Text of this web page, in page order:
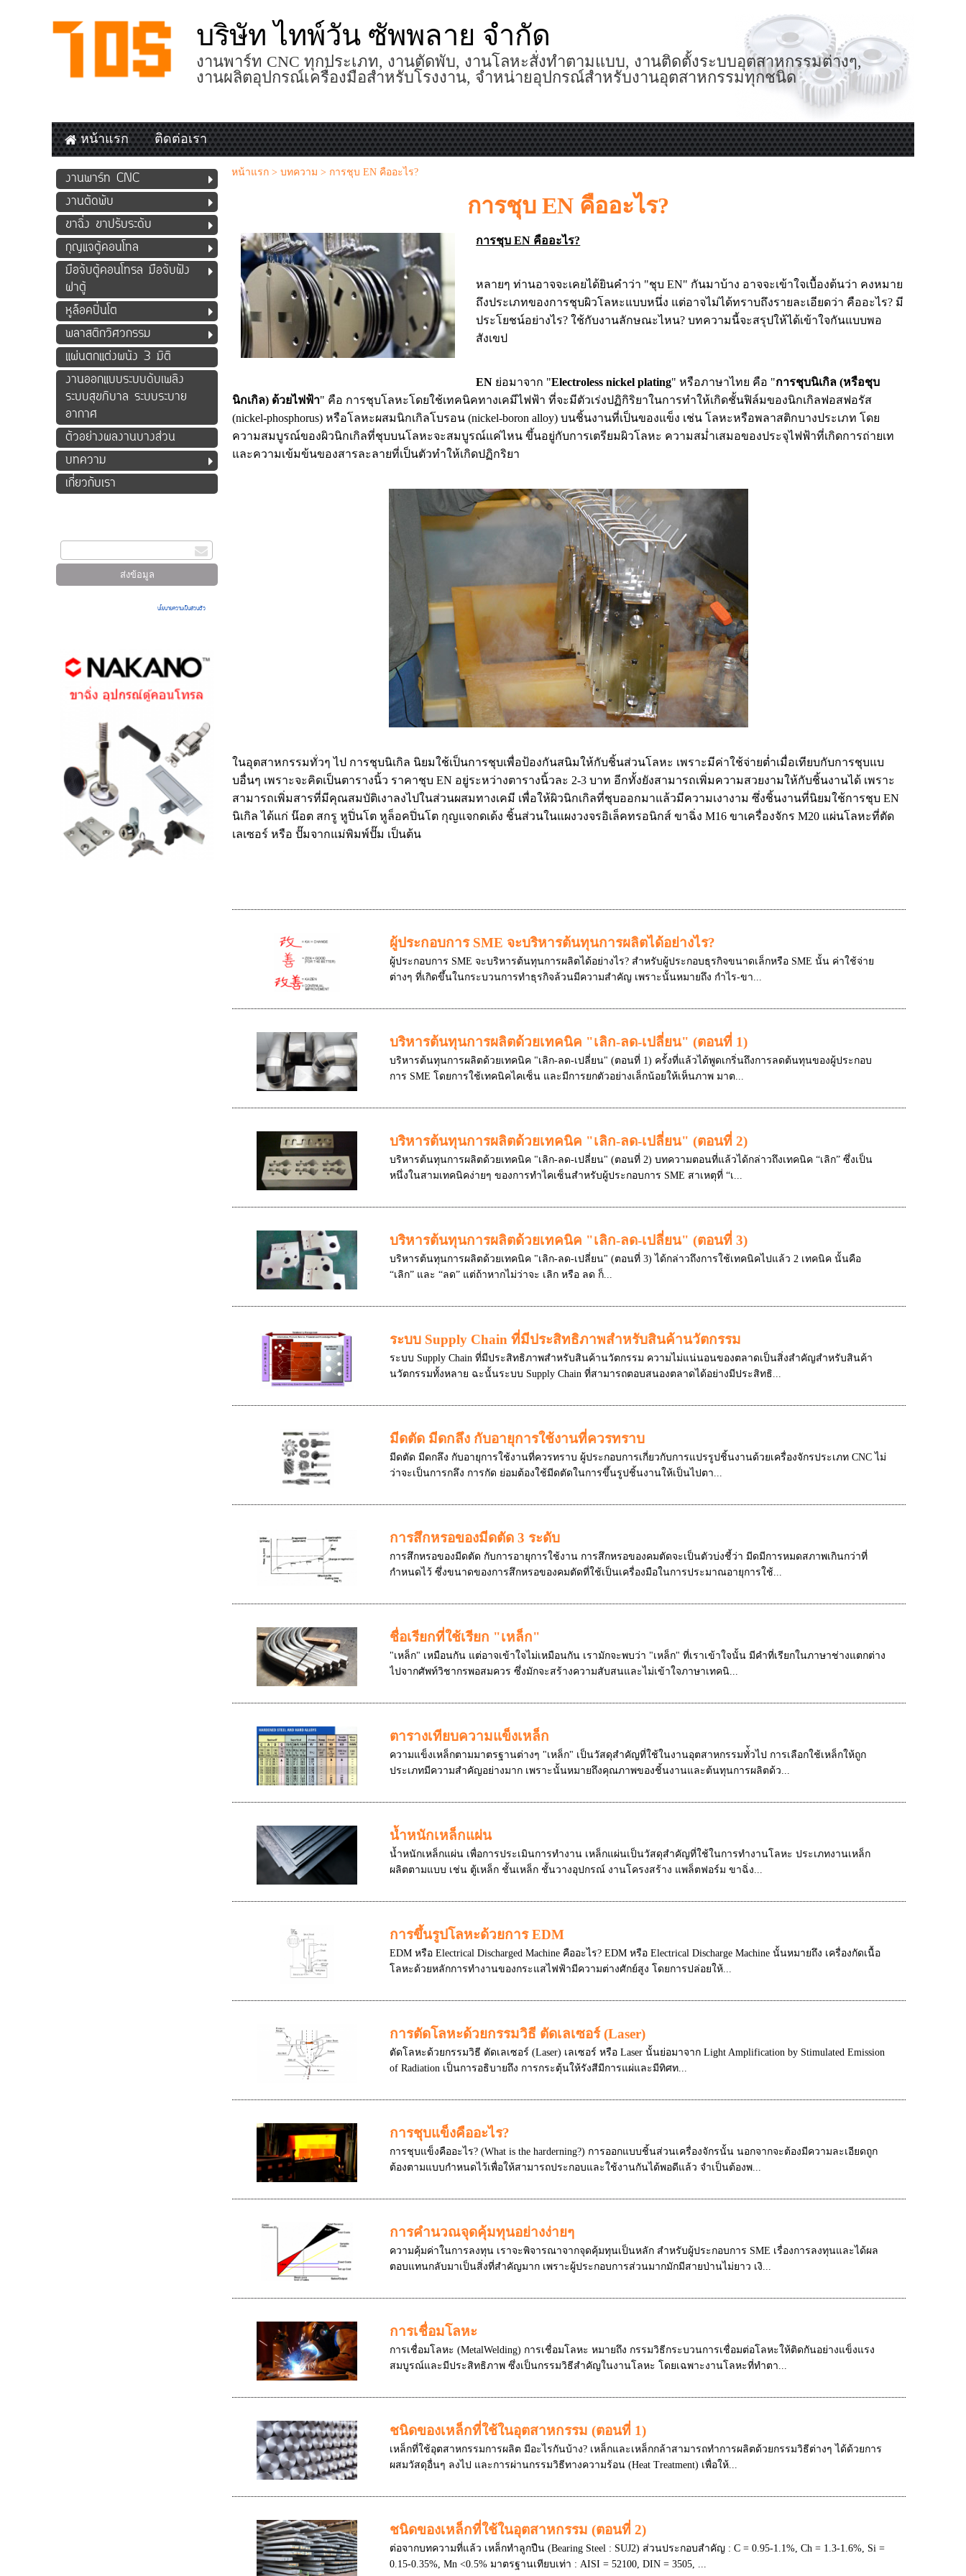
บริษัท ไทพ์วัน ซัพพลาย จำกัด
งานพาร์ท CNC ทุกประเภท, งานตัดพับ, งานโลหะสั่งทำตามแบบ, งานติดตั้งระบบอุตสาหกรรมต่างๆ,
งานผลิตอุปกรณ์เครื่องมือสำหรับโรงงาน, จำหน่ายอุปกรณ์สำหรับงานอุตสาหกรรมทุกชนิด
หน้าแรก ติดต่อเรา
งานพาร์ท CNC
งานตัดพับ
ขาฉิ่ง ขาปรับระดับ
กุญแจตู้คอนโทล
มือจับตู้คอนโทรล มือจับฝัง
ฝาตู้
หูล็อคปิ่นโต
พลาสติกวิศวกรรม
แผ่นตกแต่งผนัง 3 มิติ
งานออกแบบระบบดับเพลิง
ระบบสุขภิบาล ระบบระบาย
อากาศ
ตัวอย่างผลงานบางส่วน
บทความ
เกี่ยวกับเรา
นโยบายความเป็นส่วนตัว
หน้าแรก> บทความ > การชุบ EN คืออะไร?
การชุบ EN คืออะไร?
การชุบ EN คืออะไร?
หลายๆ ท่านอาจจะเคยได้ยินคำว่า "ชุบ EN" กันมาบ้าง อาจจะเข้าใจเบื้องต้นว่า คงหมาย
ถึงประเภทของการชุบผิวโลหะแบบหนึ่ง แต่อาจไม่ได้ทราบถึงรายละเอียดว่า คืออะไร? มี
ประโยชน์อย่างไร? ใช้กับงานลักษณะไหน? บทความนี้จะสรุปให้ได้เข้าใจกันแบบพอ
สังเขป
EN ย่อมาจาก "Electroless nickel plating" หรือภาษาไทย คือ "การชุบนิเกิล (หรือชุบ
นิกเกิล) ด้วยไฟฟ้า" คือ การชุบโลหะโดยใช้เทคนิคทางเคมีไฟฟ้า ที่จะมีตัวเร่งปฏิกิริยาในการทำให้เกิดชั้นฟิล์มของนิกเกิลฟอสฟอรัส
(nickel-phosphorus) หรือโลหะผสมนิกเกิลโบรอน (nickel-boron alloy) บนชิ้นงานที่เป็นของแข็ง เช่น โลหะหรือพลาสติกบางประเภท โดย
ความสมบูรณ์ของผิวนิกเกิลที่ชุบบนโลหะจะสมบูรณ์แค่ไหน ขึ้นอยู่กับการเตรียมผิวโลหะ ความสม่ำเสมอของประจุไฟฟ้าที่เกิดการถ่ายเท
และความเข้มข้นของสารละลายที่เป็นตัวทำให้เกิดปฏิกริยา
ในอุตสาหกรรมทั่วๆ ไป การชุบนิเกิล นิยมใช้เป็นการชุบเพื่อป้องกันสนิมให้กับชิ้นส่วนโลหะ เพราะมีค่าใช้จ่ายต่ำเมื่อเทียบกับการชุบแบ
บอื่นๆ เพราะจะคิดเป็นตารางนิ้ว ราคาชุบ EN อยู่ระหว่างตารางนิ้วละ 2-3 บาท อีกทั้งยังสามารถเพิ่มความสวยงามให้กับชิ้นงานได้ เพราะ
สามารถเพิ่มสารที่มีคุณสมบัติเงาลงไปในส่วนผสมทางเคมี เพื่อให้ผิวนิกเกิลที่ชุบออกมาแล้วมีความเงางาม ซึ่งชิ้นงานที่นิยมใช้การชุบ EN
นิเกิล ได้แก่ น๊อต สกรู หูปิ่นโต หูล็อคปิ่นโต กุญแจกดเด้ง ชิ้นส่วนในแผงวงจรอิเล็คทรอนิกส์ ขาฉิ่ง M16 ขาเครื่องจักร M20แผ่นโลหะที่ตัด
เลเซอร์ หรือ ปั๊มจากแม่พิมพ์ปั๊ม เป็นต้น
ผู้ประกอบการ SME จะบริหารต้นทุนการผลิตได้อย่างไร?
ผู้ประกอบการ SME จะบริหารต้นทุนการผลิตได้อย่างไร? สำหรับผู้ประกอบธุรกิจขนาดเล็กหรือ SME นั้น ค่าใช้จ่าย
ต่างๆ ที่เกิดขึ้นในกระบวนการทำธุรกิจล้วนมีความสำคัญ เพราะนั้นหมายถึง กำไร-ขา...
บริหารต้นทุนการผลิตด้วยเทคนิค "เลิก-ลด-เปลี่ยน" (ตอนที่ 1)
บริหารต้นทุนการผลิตด้วยเทคนิค "เลิก-ลด-เปลี่ยน" (ตอนที่ 1) ครั้งที่แล้วได้พูดเกริ่นถึงการลดต้นทุนของผู้ประกอบ
การ SME โดยการใช้เทคนิคไคเซ็น และมีการยกตัวอย่างเล็กน้อยให้เห็นภาพ มาต...
บริหารต้นทุนการผลิตด้วยเทคนิค "เลิก-ลด-เปลี่ยน" (ตอนที่ 2)
บริหารต้นทุนการผลิตด้วยเทคนิค "เลิก-ลด-เปลี่ยน" (ตอนที่ 2) บทความตอนที่แล้วได้กล่าวถึงเทคนิค “เลิก” ซึ่งเป็น
หนึ่งในสามเทคนิคง่ายๆ ของการทำไคเซ็นสำหรับผู้ประกอบการ SME สาเหตุที่ “เ...
บริหารต้นทุนการผลิตด้วยเทคนิค "เลิก-ลด-เปลี่ยน" (ตอนที่ 3)
บริหารต้นทุนการผลิตด้วยเทคนิค "เลิก-ลด-เปลี่ยน" (ตอนที่ 3) ได้กล่าวถึงการใช้เทคนิคไปแล้ว 2 เทคนิค นั้นคือ
“เลิก” และ “ลด” แต่ถ้าหากไม่ว่าจะ เลิก หรือ ลด ก็...
ระบบ Supply Chain ที่มีประสิทธิภาพสำหรับสินค้านวัตกรรม
ระบบ Supply Chain ที่มีประสิทธิภาพสำหรับสินค้านวัตกรรม ความไม่แน่นอนของตลาดเป็นสิ่งสำคัญสำหรับสินค้า
นวัตกรรมทั้งหลาย ฉะนั้นระบบ Supply Chain ที่สามารถตอบสนองตลาดได้อย่างมีประสิทธิ...
มีดตัด มีดกลึง กับอายุการใช้งานที่ควรทราบ
มีดตัด มีดกลึง กับอายุการใช้งานที่ควรทราบ ผู้ประกอบการเกี่ยวกับการแปรรูปชิ้นงานด้วยเครื่องจักรประเภท CNC ไม่
ว่าจะเป็นการกลึง การกัด ย่อมต้องใช้มีดตัดในการขึ้นรูปชิ้นงานให้เป็นไปตา...
การสึกหรอของมีดตัด 3 ระดับ
การสึกหรอของมีดตัด กับการอายุการใช้งาน การสึกหรอของคมตัดจะเป็นตัวบ่งชี้ว่า มีดมีการหมดสภาพเกินกว่าที่
กำหนดไว้ ซึ่งขนาดของการสึกหรอของคมตัดที่ใช้เป็นเครื่องมือในการประมาณอายุการใช้...
ชื่อเรียกที่ใช้เรียก "เหล็ก"
"เหล็ก" เหมือนกัน แต่อาจเข้าใจไม่เหมือนกัน เรามักจะพบว่า "เหล็ก" ที่เราเข้าใจนั้น มีคำที่เรียกในภาษาช่างแตกต่าง
ไปจากศัพท์วิชากรพอสมควร ซึ่งมักจะสร้างความสับสนและไม่เข้าใจภาษาเทคนิ...
ตารางเทียบความแข็งเหล็ก
ความแข็งเหล็กตามมาตรฐานต่างๆ "เหล็ก" เป็นวัสดุสำคัญที่ใช้ในงานอุตสาหกรรมทั่้วไป การเลือกใช้เหล็กให้ถูก
ประเภทมีความสำคัญอย่างมาก เพราะนั้นหมายถึงคุณภาพของชิ้นงานและต้นทุนการผลิตด้ว...
น้ำหนักเหล็กแผ่น
น้ำหนักเหล็กแผ่น เพื่อการประเมินการทำงาน เหล็กแผ่นเป็นวัสดุสำคัญที่ใช้ในการทำงานโลหะ ประเภทงานเหล็ก
ผลิตตามแบบ เช่น ตู้เหล็ก ชั้นเหล็ก ชั้นวางอุปกรณ์ งานโครงสร้าง แพล็ตฟอร์ม ขาฉิ่ง...
การขึ้นรูปโลหะด้วยการ EDM
EDM หรือ Electrical Discharged Machine คืออะไร? EDM หรือ Electrical Discharge Machine นั้นหมายถึง เครื่องกัดเนื้อ
โลหะด้วยหลักการทำงานของกระแสไฟฟ้ามีความต่างศักย์สูง โดยการปล่อยให้...
การตัดโลหะด้วยกรรมวิธี ตัดเลเซอร์ (Laser)
ตัดโลหะด้วยกรรมวิธี ตัดเลเซอร์ (Laser) เลเซอร์ หรือ Laser นั้นย่อมาจาก Light Amplification by Stimulated Emission
of Radiation เป็นการอธิบายถึง การกระตุ้นให้รังสีมีการแผ่และมีทิศท...
การชุบแข็งคืออะไร?
การชุบแข็งคืออะไร? (What is the harderning?) การออกแบบชิ้นส่วนเครื่องจักรนั้น นอกจากจะต้องมีความละเอียดถูก
ต้องตามแบบกำหนดไว้เพื่อให้สามารถประกอบและใช้งานกันได้พอดีแล้ว จำเป็นต้องพ...
การคำนวณจุดคุ้มทุนอย่างง่ายๆ
ความคุ้มค่าในการลงทุน เราจะพิจารณาจากจุดคุ้มทุนเป็นหลัก สำหรับผู้ประกอบการ SME เรื่องการลงทุนและได้ผล
ตอบแทนกลับมาเป็นสิ่งที่สำคัญมาก เพราะผู้ประกอบการส่วนมากมักมีสายป่านไม่ยาว เงิ...
การเชื่อมโลหะ
การเชื่อมโลหะ (MetalWelding) การเชื่อมโลหะ หมายถึง กรรมวิธีกระบวนการเชื่อมต่อโลหะให้ติดกันอย่างแข็งแรง
สมบูรณ์และมีประสิทธิภาพ ซึ่งเป็นกรรมวิธีสำคัญในงานโลหะ โดยเฉพาะงานโลหะที่ทำตา...
ชนิดของเหล็กที่ใช้ในอุตสาหกรรม (ตอนที่ 1)
เหล็กที่ใช้อุตสาหกรรมการผลิต มีอะไรกันบ้าง? เหล็กและเหล็กกล้าสามารถทําการผลิตด้วยกรรมวิธีต่างๆ ได้ด้วยการ
ผสมวัสดุอื่นๆ ลงไป และการผ่านกรรมวิธีทางความร้อน (Heat Treatment) เพื่อให้...
ชนิดของเหล็กที่ใช้ในอุตสาหกรรม (ตอนที่ 2)
ต่อจากบทความที่แล้ว เหล็กทำลูกปืน (Bearing Steel : SUJ2) ส่วนประกอบสำคัญ : C = 0.95-1.1%, Ch = 1.3-1.6%, Si =
0.15-0.35%, Mn <0.5% มาตรฐานเทียบเท่า : AISI = 52100, DIN = 3505, ...